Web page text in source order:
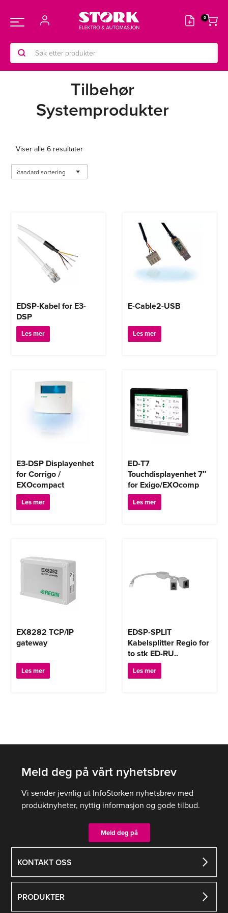
rett
innholdet
Main
Menu
Products
search
Tilbehør
Systemprodukter
Viser alle 6 resultater
EDSP-Kabel for E3-
DSP
Les mer
E-Cable2-USB
Les mer
E3-DSP Displayenhet
for Corrigo /
EXOcompact
Les mer
ED-T7
Touchdisplayenhet 7″
for Exigo/EXOcomp
Les mer
EX8282 TCP/IP
gateway
Les mer
EDSP-SPLIT
Kabelsplitter Regio for
to stk ED-RU..
Les mer
KONTAKT OSS
PRODUKTER
Meld deg på vårt nyhetsbrev
Vi sender jevnlig ut InfoStorken nyhetsbrev med
produktnyheter, nyttig informasjon og gode tilbud.
Meld deg på